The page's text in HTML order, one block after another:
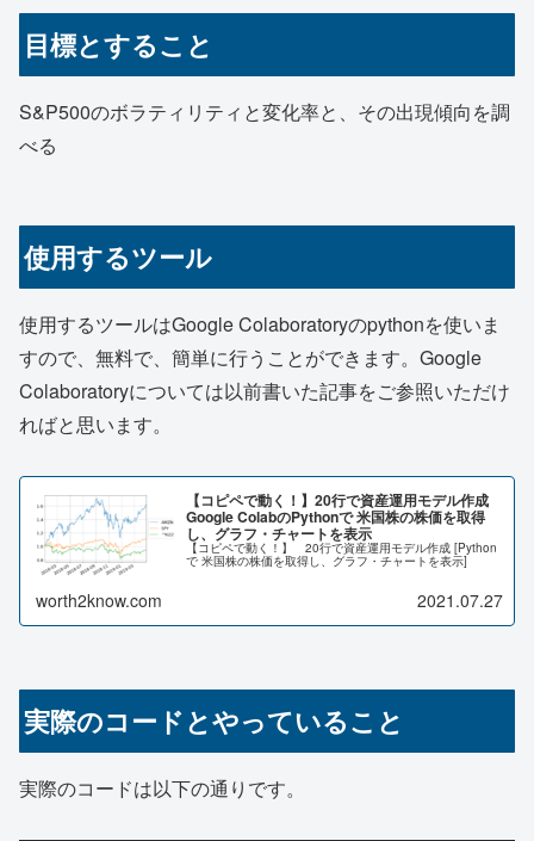
目標とすること
S&P500のボラティリティと変化率と、その出現傾向を調
べる
使用するツール
使用するツールはGoogle Colaboratoryのpythonを使いま
すので、無料で、簡単に行うことができます。Google
Colaboratoryについては以前書いた記事をご参照いただけ
ればと思います。
【コピペで動く！】20行で資産運用モデル作成
Google ColabのPythonで 米国株の株価を取得
し、グラフ・チャートを表示
【コピペで動く！】 20行で資産運用モデル作成 [Python
で 米国株の株価を取得し、グラフ・チャートを表示]
worth2know.com 2021.07.27
実際のコードとやっていること
実際のコードは以下の通りです。